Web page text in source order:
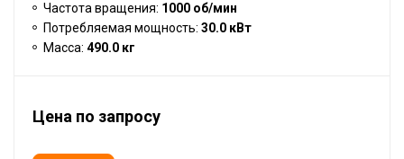
Частота вращения: 1000 об/мин
Потребляемая мощность: 30.0 кВт
Масса: 490.0 кг
Цена по запросу